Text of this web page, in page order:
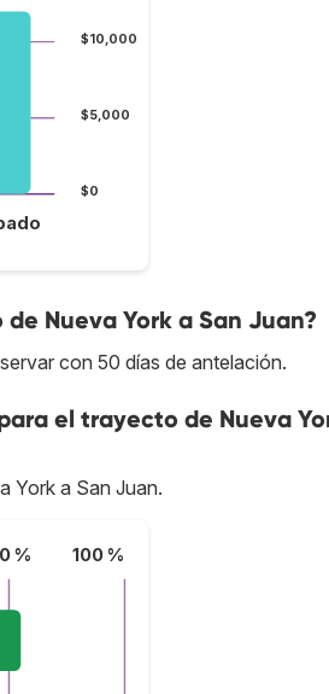
$0
$5,000
$10,000
Nueva York a San Juan?
con 50 días de antelación.
el trayecto de Nueva
York a San Juan.
% 100 %